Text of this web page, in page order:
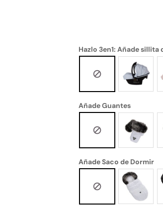
Hazlo 3en1: Añade sillita
Añade Guantes
Añade Saco de Dormir